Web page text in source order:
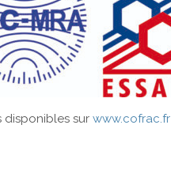
disponibles sur www.cofrac.fr